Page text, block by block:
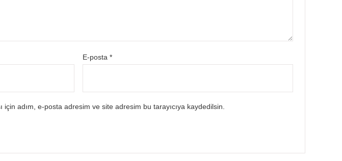
E-posta*
için adım, e-posta adresim ve site adresim bu tarayıcıya kaydedilsin.